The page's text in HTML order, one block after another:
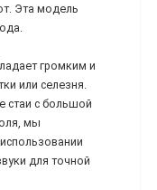
Эта модель
громким и
или селезня.
стаи с большой
мы
для точной